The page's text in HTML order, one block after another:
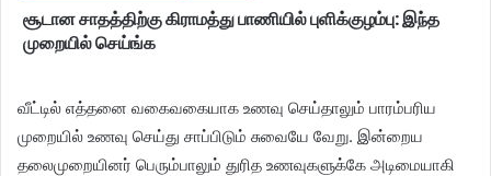
சூடான சாதத்திற்கு கிராமத்து பாணியில் புளிக்குழம்பு: இந்த
முறையில் செய்ங்க
வீட்டில் எத்தனை வகைவகையாக உணவு செய்தாலும் பாரம்பரிய
முறையில் உணவு செய்து சாப்பிடும் சுவையே வேறு. இன்றைய
தலைமுறையினர் பெரும்பாலும் துரித உணவுகளுக்கே அடிமையாகி